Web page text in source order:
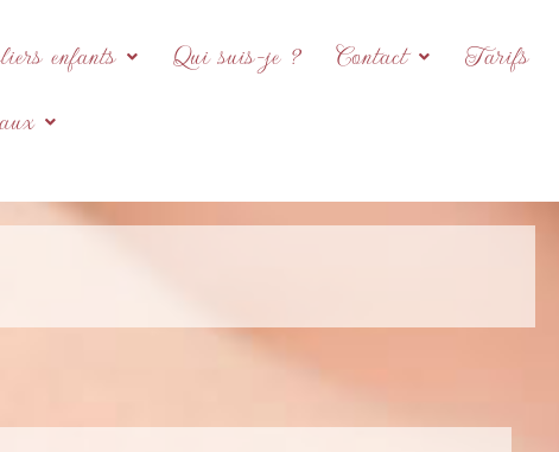
enfants Qui suis-je ? Contact
Tarifs